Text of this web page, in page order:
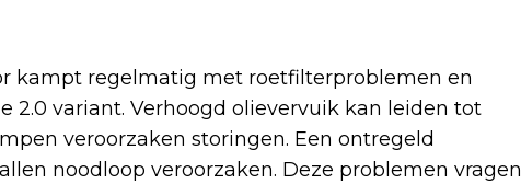
kampt regelmatig met roetfilterproblemen en
2.0 variant. Verhoogd olievervuik kan leiden tot
veroorzaken storingen. Een ontregeld
noodloop veroorzaken. Deze problemen vragen